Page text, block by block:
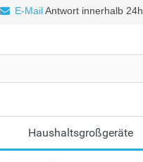
E-MailAntwort innerhalb 24h
Haushaltsgroßgeräte